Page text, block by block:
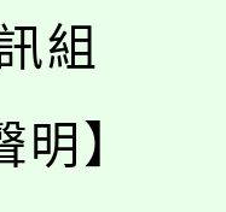
組
明】